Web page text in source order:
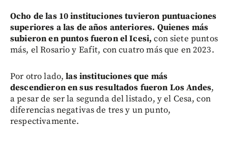
Ocho de las 10 instituciones tuvieron puntuaciones
superiores a las de años anteriores. Quienes más
subieron en puntos fueron el Icesi, con siete puntos
más, el Rosario y Eafit, con cuatro más que en 2023.
Por otro lado,las instituciones que más
descendieron en sus resultados fueron Los Andes,
a pesar de ser la segunda del listado, y el Cesa, con
diferencias negativas de tres y un punto,
respectivamente.